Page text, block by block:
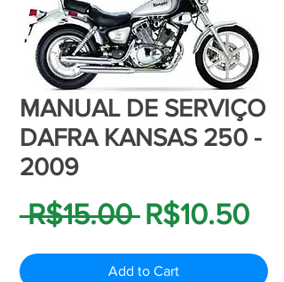
MANUAL DE SERVIÇO
DAFRA KANSAS 250 -
2009
R$15.00 Regular
Price
R$10.50
Add to Cart